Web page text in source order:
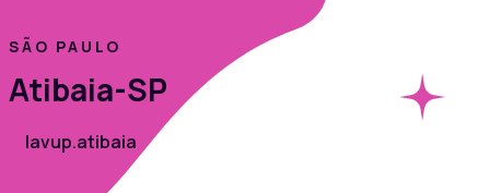
SÃO PAULO
Atibaia-SP
lavup.atibaia